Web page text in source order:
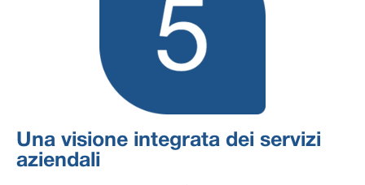
Una visione integrata dei servizi
aziendali